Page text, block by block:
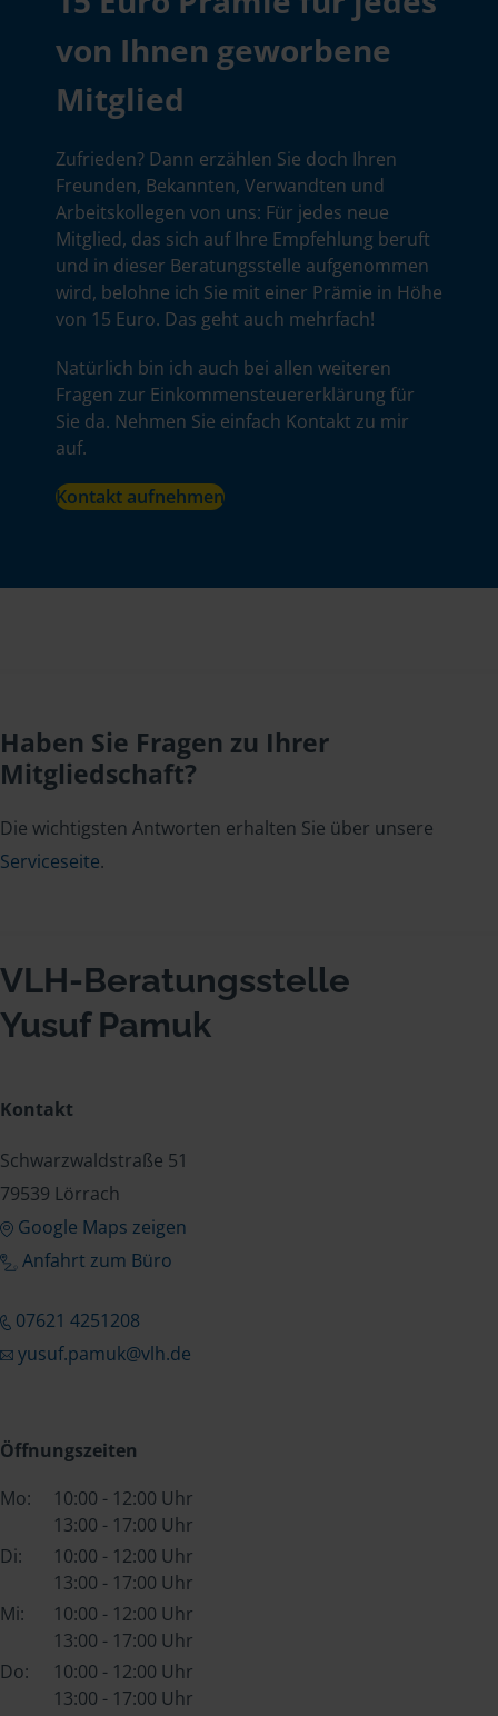
von Ihnen geworbene
Mitglied
Zufrieden? Dann erzählen Sie doch Ihren
Freunden, Bekannten, Verwandten und
Arbeitskollegen von uns: Für jedes neue
Mitglied, das sich auf Ihre Empfehlung beruft
und in dieser Beratungsstelle aufgenommen
wird, belohne ich Sie mit einer Prämie in Höhe
von 15 Euro. Das geht auch mehrfach!
Natürlich bin ich auch bei allen weiteren
Fragen zur Einkommensteuererklärung für
Sie da. Nehmen Sie einfach Kontakt zu mir
auf.
Kontakt aufnehmen
Haben Sie Fragen zu Ihrer
Mitgliedschaft?
Die wichtigsten Antworten erhalten Sie über unsere
Serviceseite.
VLH-Beratungsstelle
Yusuf Pamuk
Kontakt
Schwarzwaldstraße 51
79539 Lörrach
Google Maps zeigen
Anfahrt zum Büro
07621 4251208
yusuf.pamuk@vlh.de
Öffnungszeiten
Mo:
10:00 - 12:00 Uhr
13:00 - 17:00 Uhr
Di:
10:00 - 12:00 Uhr
13:00 - 17:00 Uhr
Mi:
10:00 - 12:00 Uhr
13:00 - 17:00 Uhr
Do:
10:00 - 12:00 Uhr
13:00 - 17:00 Uhr